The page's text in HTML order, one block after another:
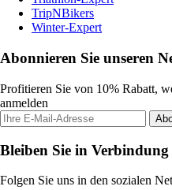
TripNBikers
Winter-Expert
Abonnieren Sie unseren
Profitieren Sie von 10% Rabatt,
anmelden
Bleiben Sie in Verbindung
Folgen Sie uns in den sozialen